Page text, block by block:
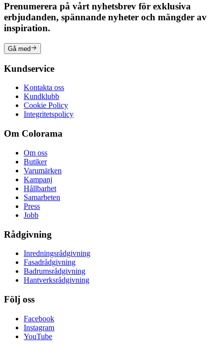
Prenumerera på vårt nyhetsbrev för exklusiva
erbjudanden, spännande nyheter och mängder av
inspiration.
Gå med
Kundservice
Kontakta oss
Kundklubb
Cookie Policy
Integritetspolicy
Om Colorama
Om oss
Butiker
Varumärken
Kampanj
Hållbarhet
Samarbeten
Press
Jobb
Rådgivning
Inredningsrådgivning
Fasadrådgivning
Badrumsrådgivning
Hantverksrådgivning
Följ oss
Facebook
Instagram
YouTube